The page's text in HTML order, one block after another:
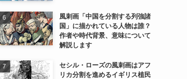
風刺画「中国を分割する列強諸
国」に描かれている人物は誰？
作者や時代背景、意味について
解説します
セシル・ローズの風刺画はアフ
リカ分割を進めるイギリス植民